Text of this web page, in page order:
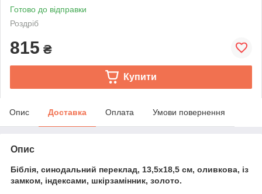
Готово до відправки
Роздріб
815 ₴
Купити
Опис Доставка Оплата Умови повернення
Опис
Біблія, синодальний переклад, 13,5х18,5 см, оливкова, із
замком, індексами, шкірзамінник, золото.